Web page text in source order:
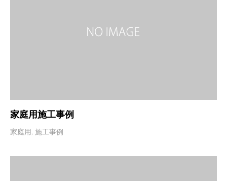
家庭用施工事例
家庭用, 施工事例